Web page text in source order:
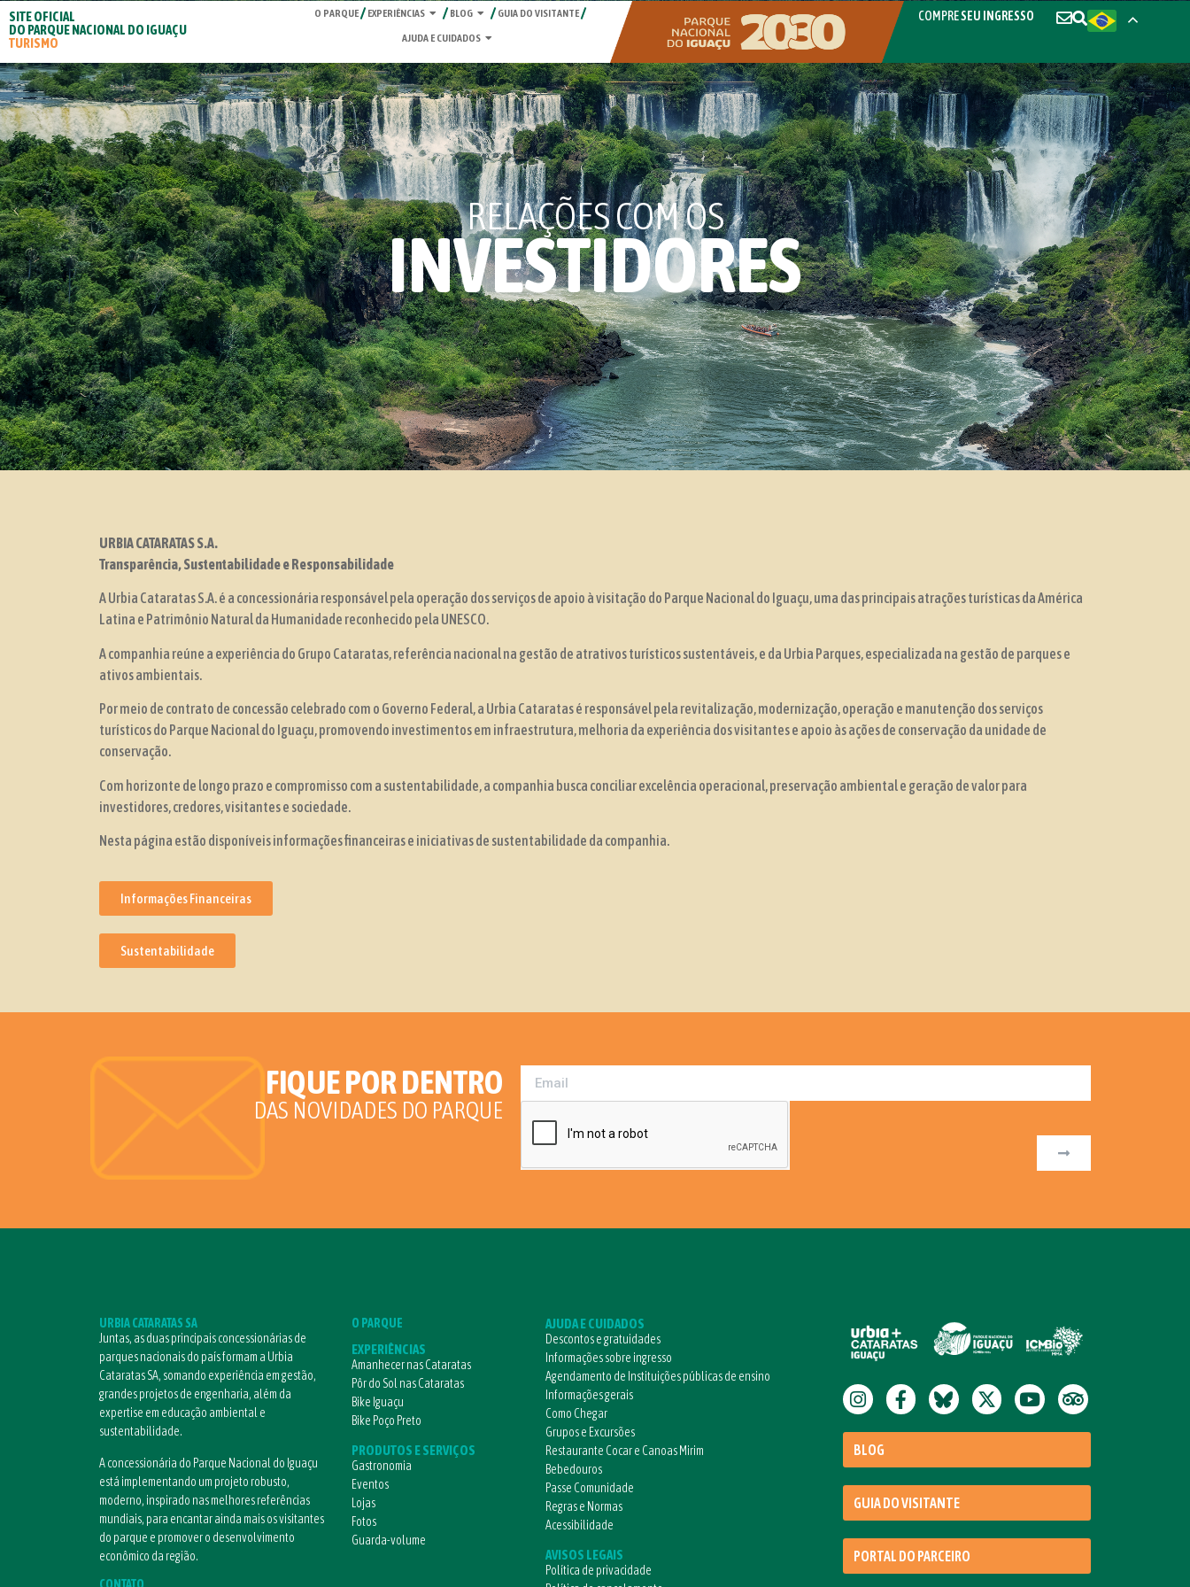
SITE OFICIAL
DO PARQUE NACIONAL DO IGUAÇU
TURISMO
O PARQUE EXPERIÊNCIAS BLOG
GUIA DO VISITANTE
AJUDA E CUIDADOS
COMPRESEU INGRESSO
RELAÇÕES COM OS
INVESTIDORES
URBIA CATARATAS S.A.
Transparência, Sustentabilidade e Responsabilidade
A Urbia Cataratas S.A. é a concessionária responsável pela operação dos serviços de apoio à visitação do Parque Nacional do Iguaçu, uma das principais atrações turísticas da América
Latina e Patrimônio Natural da Humanidade reconhecido pela UNESCO.
A companhia reúne a experiência do Grupo Cataratas, referência nacional na gestão de atrativos turísticos sustentáveis, e da Urbia Parques, especializada na gestão de parques e
ativos ambientais.
Por meio de contrato de concessão celebrado com o Governo Federal, a Urbia Cataratas é responsável pela revitalização, modernização, operação e manutenção dos serviços
turísticos do Parque Nacional do Iguaçu, promovendo investimentos em infraestrutura, melhoria da experiência dos visitantes e apoio às ações de conservação da unidade de
conservação.
Com horizonte de longo prazo e compromisso com a sustentabilidade, a companhia busca conciliar excelência operacional, preservação ambiental e geração de valor para
investidores, credores, visitantes e sociedade.
Nesta página estão disponíveis informações financeiras e iniciativas de sustentabilidade da companhia.
Informações Financeiras
Sustentabilidade
FIQUE POR DENTRO
DAS NOVIDADES DO PARQUE
URBIA CATARATAS SA
Juntas, as duas principais concessionárias de
parques nacionais do país formam a Urbia
Cataratas SA, somando experiência em gestão,
grandes projetos de engenharia, além da
expertise em educação ambiental e
sustentabilidade.
A concessionária do Parque Nacional do Iguaçu
está implementando um projeto robusto,
moderno, inspirado nas melhores referências
mundiais, para encantar ainda mais os visitantes
do parque e promover o desenvolvimento
econômico da região.
O PARQUE
EXPERIÊNCIAS
Amanhecer nas Cataratas
Pôr do Sol nas Cataratas
Bike Iguaçu
Bike Poço Preto
PRODUTOS E SERVIÇOS
Gastronomia
Eventos
Lojas
Fotos
Guarda-volume
AJUDA E CUIDADOS
Descontos e gratuidades
Informações sobre ingresso
Agendamento de Instituições públicas de ensino
Informações gerais
Como Chegar
Grupos e Excursões
Restaurante Cocar e Canoas Mirim
Bebedouros
Passe Comunidade
Regras e Normas
Acessibilidade
AVISOS LEGAIS
Política de privacidade
BLOG
GUIA DO VISITANTE
PORTAL DO PARCEIRO